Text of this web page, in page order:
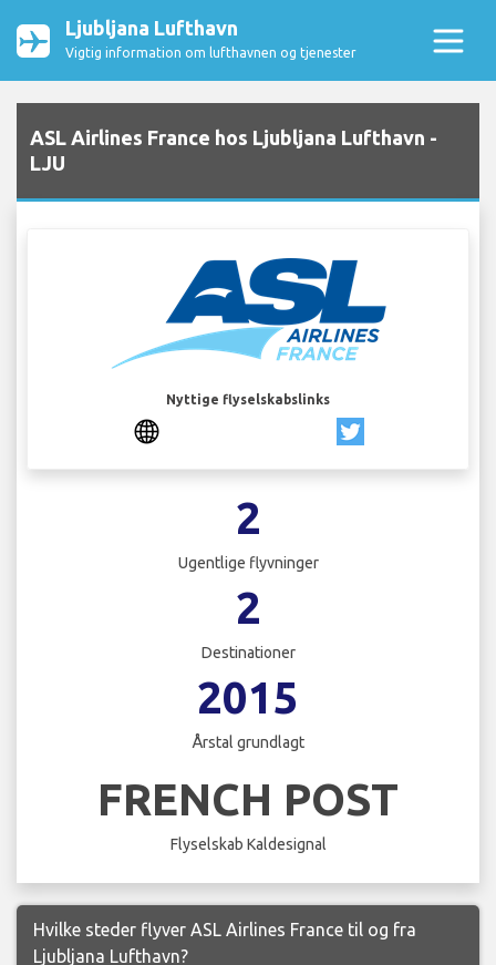
Ljubljana Lufthavn
Vigtig information om lufthavnen og tjenester
ASL Airlines France hos Ljubljana Lufthavn -
LJU
Nyttige flyselskabslinks
2
Ugentlige flyvninger
2
Destinationer
2015
Årstal grundlagt
FRENCH POST
Flyselskab Kaldesignal
Hvilke steder flyver ASL Airlines France til og fra
Ljubljana Lufthavn?